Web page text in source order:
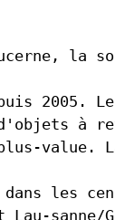
la
puis 2005.
à
value.
les
sanne/